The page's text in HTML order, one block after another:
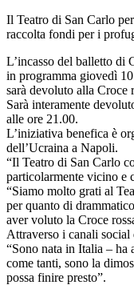
Il Teatro di San Carlo
raccolta fondi per i
L’incasso del balletto di
in programma giovedì
sarà devoluto alla Croce
Sarà interamente
alle ore 21.00.
L’iniziativa benefica è
dell’Ucraina a Napoli.
“Il Teatro di San Carlo
particolarmente vicino e
“Siamo molto grati al
per quanto di
aver voluto la Croce
Attraverso i canali social
“Sono nata in Italia – ha
come tanti, sono la
possa finire presto”.